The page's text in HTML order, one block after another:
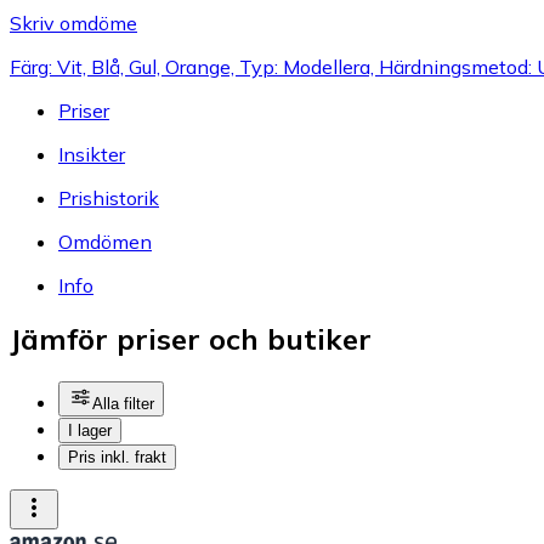
Skriv omdöme
Färg: Vit, Blå, Gul, Orange, Typ: Modellera, Härdningsmetod:
Priser
Insikter
Prishistorik
Omdömen
Info
Jämför priser och butiker
Alla filter
I lager
Pris inkl. frakt